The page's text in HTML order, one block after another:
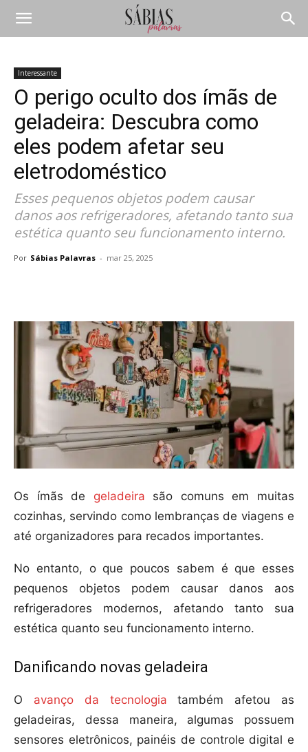
Interessante
O perigo oculto dos ímãs de
geladeira: Descubra como
eles podem afetar seu
eletrodoméstico
Esses pequenos objetos podem causar
danos aos refrigeradores, afetando tanto sua
estética quanto seu funcionamento interno.
Por Sábias Palavras - mar 25, 2025
Os ímãs de geladeira são comuns em muitas
cozinhas, servindo como lembranças de viagens e
até organizadores para recados importantes.
No entanto, o que poucos sabem é que esses
pequenos objetos podem causar danos aos
refrigeradores modernos, afetando tanto sua
estética quanto seu funcionamento interno.
Danificando novas geladeira
O avanço da tecnologia também afetou as
geladeiras, dessa maneira, algumas possuem
sensores eletrônicos, painéis de controle digital e